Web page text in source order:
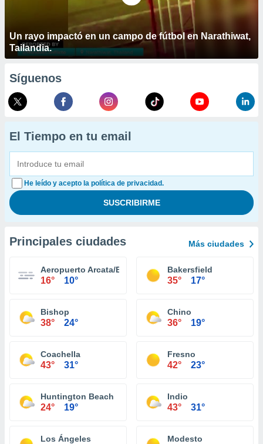
Un rayo impactó en un campo de fútbol en Narathiwat,
Tailandia.
Síguenos
El Tiempo en tu email
He leído y acepto la política de privacidad.
Principales ciudades Más ciudades
Aeropuerto Arcata/Eureka
16° 10°
Bakersfield
35° 17°
Bishop
38° 24°
Chino
36° 19°
Coachella
43° 31°
Fresno
42° 23°
Huntington Beach
24° 19°
Indio
43° 31°
Los Ángeles Modesto